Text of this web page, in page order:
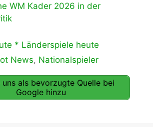
WM Kader 2026 in der
* Länderspiele heute
News, Nationalspieler
uns als bevorzugte Quelle bei
Google hinzu